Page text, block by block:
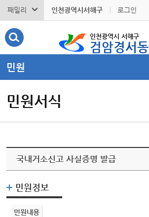
패밀리 인천광역시서해구 로그인
인천광역시 서해구
검암경서동
민원
민원서식
국내거소신고 사실증명 발급
민원정보
민원내용